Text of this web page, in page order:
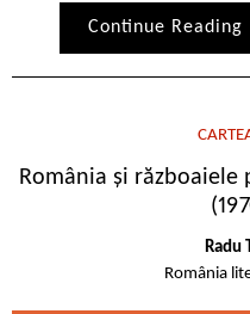
Continue Reading
România și
Radu
România